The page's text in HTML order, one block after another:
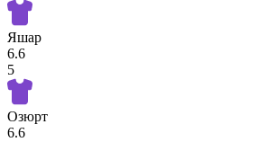
Яшар
6.6
5
Озюрт
6.6